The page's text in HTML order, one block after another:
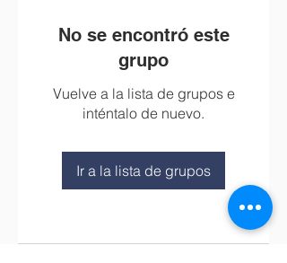
No se encontró este
grupo
Vuelve a la lista de grupos e
inténtalo de nuevo.
Ir a la lista de grupos